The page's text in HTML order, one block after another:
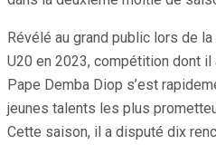
Révélé au grand public lors de
U20 en 2023, compétition dont
Pape Demba Diop s’est
jeunes talents les plus
Cette saison, il a disputé dix